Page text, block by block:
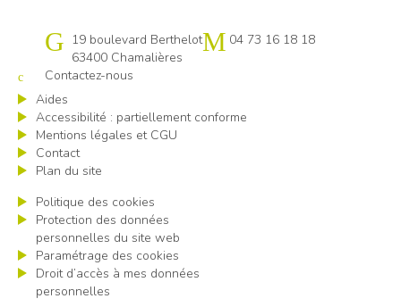
Cap emploi 63
19 boulevard Berthelot
63400 Chamalières
04 73 16 18 18
Contactez-nous
Aides
Accessibilité : partiellement conforme
Mentions légales et CGU
Contact
Plan du site
Politique des cookies
Protection des données
personnelles du site web
Paramétrage des cookies
Droit d’accès à mes données
personnelles